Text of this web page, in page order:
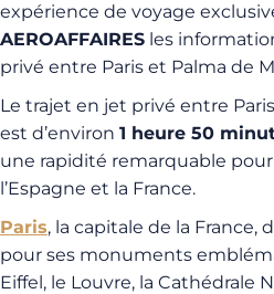
expérience de voyage
AEROAFFAIRES les
privé entre Paris et Palma de
Le trajet en jet privé entre
est d’environ 1 heure 50
une rapidité remarquable
l’Espagne et la France.
Paris, la capitale de la
pour ses monuments
Eiffel, le Louvre, la Cathédrale